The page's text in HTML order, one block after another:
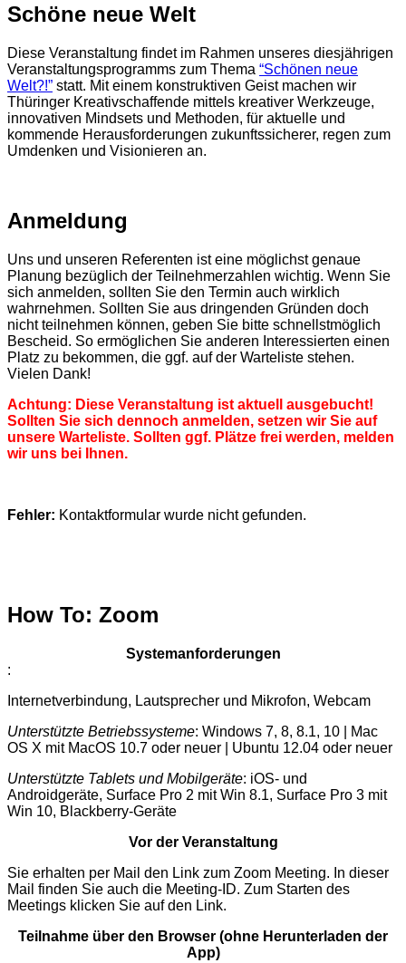
Schöne neue Welt
Diese Veranstaltung findet im Rahmen unseres diesjährigen
Veranstaltungsprogramms zum Thema “Schönen neue
Welt?!” statt. Mit einem konstruktiven Geist machen wir
Thüringer Kreativschaffende mittels kreativer Werkzeuge,
innovativen Mindsets und Methoden, für aktuelle und
kommende Herausforderungen zukunftssicherer, regen zum
Umdenken und Visionieren an.
Anmeldung
Uns und unseren Referenten ist eine möglichst genaue
Planung bezüglich der Teilnehmerzahlen wichtig. Wenn Sie
sich anmelden, sollten Sie den Termin auch wirklich
wahrnehmen. Sollten Sie aus dringenden Gründen doch
nicht teilnehmen können, geben Sie bitte schnellstmöglich
Bescheid. So ermöglichen Sie anderen Interessierten einen
Platz zu bekommen, die ggf. auf der Warteliste stehen.
Vielen Dank!
Achtung: Diese Veranstaltung ist aktuell ausgebucht!
Sollten Sie sich dennoch anmelden, setzen wir Sie auf
unsere Warteliste. Sollten ggf. Plätze frei werden, melden
wir uns bei Ihnen.
Fehler: Kontaktformular wurde nicht gefunden.
How To: Zoom
Systemanforderungen
:
Internetverbindung, Lautsprecher und Mikrofon, Webcam
Unterstützte Betriebssysteme: Windows 7, 8, 8.1, 10 | Mac
OS X mit MacOS 10.7 oder neuer | Ubuntu 12.04 oder neuer
Unterstützte Tablets und Mobilgeräte: iOS- und
Androidgeräte, Surface Pro 2 mit Win 8.1, Surface Pro 3 mit
Win 10, Blackberry-Geräte
Vor der Veranstaltung
Sie erhalten per Mail den Link zum Zoom Meeting. In dieser
Mail finden Sie auch die Meeting-ID. Zum Starten des
Meetings klicken Sie auf den Link.
Teilnahme über den Browser (ohne Herunterladen der
App)